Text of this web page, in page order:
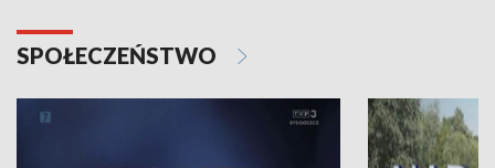
SPOŁECZEŃSTWO